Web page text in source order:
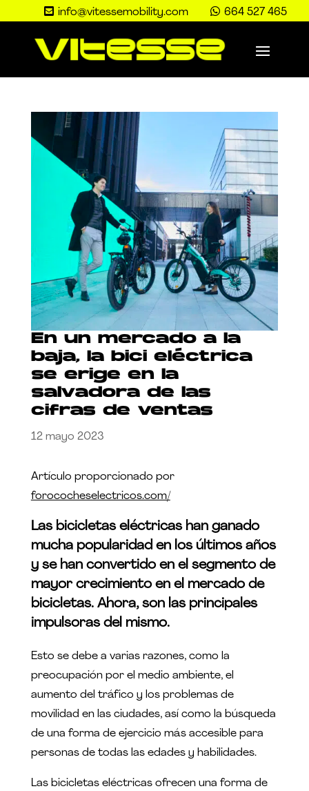
 664 527 465
 info@vitessemobility.com
En un mercado a la
baja, la bici eléctrica
se erige en la
salvadora de las
cifras de ventas
12 mayo 2023
Artículo proporcionado por
forococheselectricos.com/
Las bicicletas eléctricas han ganado
mucha popularidad en los últimos años
y se han convertido en el segmento de
mayor crecimiento en el mercado de
bicicletas. Ahora, son las principales
impulsoras del mismo.
Esto se debe a varias razones, como la
preocupación por el medio ambiente, el
aumento del tráfico y los problemas de
movilidad en las ciudades, así como la búsqueda
de una forma de ejercicio más accesible para
personas de todas las edades y habilidades.
Las bicicletas eléctricas ofrecen una forma de